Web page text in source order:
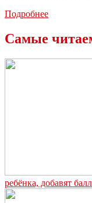
ПодробнееСтарший
Наша
Самые
ребёнка, добавят